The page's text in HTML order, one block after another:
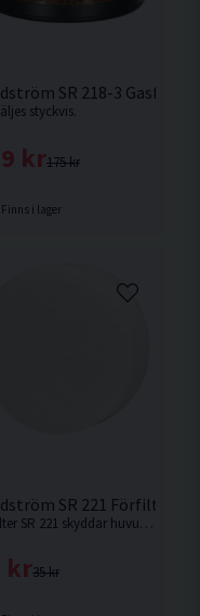
SR 218-3 Gasfilter
styckvis.
175 kr
kr
Finns i lager
SR 221 Förfilter
Förfilter SR 221 skyddar huvudfiltret mot för tidig igensättning av större partiklar.
35 kr
kr